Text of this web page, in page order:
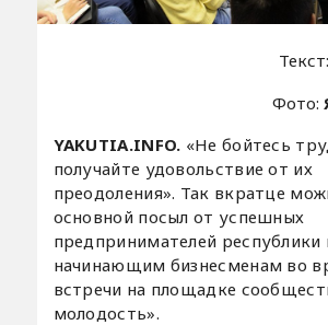
Фото:
YAKUTIA.INFO. «Не бойтесь
получайте удовольствие от их
преодоления». Так вкратце
основной посыл от успешных
предпринимателей
начинающим бизнесменам во
встречи на площадке
молодость».